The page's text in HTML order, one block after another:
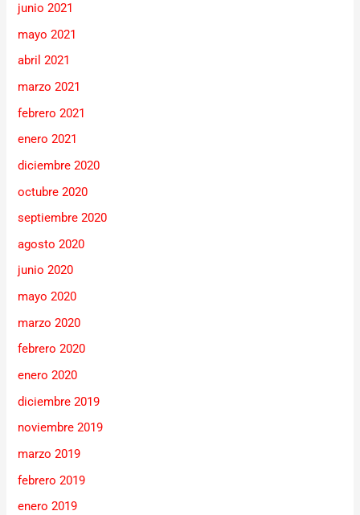
junio 2021
mayo 2021
abril 2021
marzo 2021
febrero 2021
enero 2021
diciembre 2020
octubre 2020
septiembre 2020
agosto 2020
junio 2020
mayo 2020
marzo 2020
febrero 2020
enero 2020
diciembre 2019
noviembre 2019
marzo 2019
febrero 2019
enero 2019